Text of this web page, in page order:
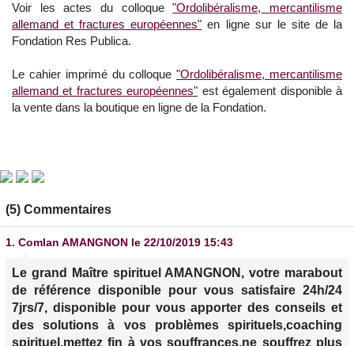
Voir les actes du colloque"Ordolibéralisme, mercantilisme
allemand et fractures européennes" en ligne sur le site de la
Fondation Res Publica.
Le cahier imprimé du colloque"Ordolibéralisme, mercantilisme
allemand et fractures européennes" est également disponible à
la vente dans la boutique en ligne de la Fondation.
(5) Commentaires
1. Comlan AMANGNON le 22/10/2019 15:43
Le grand Maître spirituel AMANGNON, votre marabout
de référence disponible pour vous satisfaire 24h/24
7jrs/7, disponible pour vous apporter des conseils et
des solutions à vos problèmes spirituels,coaching
spirituel,mettez fin à vos souffrances,ne souffrez plus